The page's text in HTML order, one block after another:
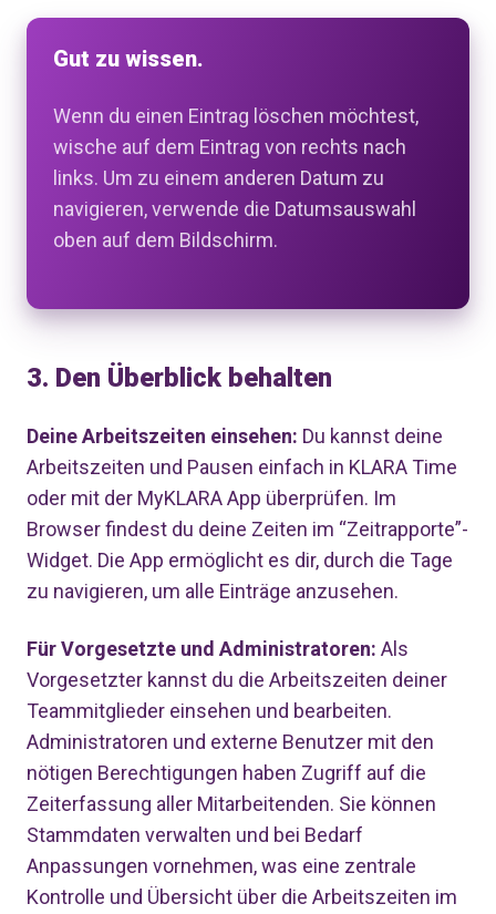
Gut zu wissen.
Wenn du einen Eintrag löschen möchtest,
wische auf dem Eintrag von rechts nach
links. Um zu einem anderen Datum zu
navigieren, verwende die Datumsauswahl
oben auf dem Bildschirm.
3. Den Überblick behalten
Deine Arbeitszeiten einsehen: Du kannst deine
Arbeitszeiten und Pausen einfach in KLARA Time
oder mit der MyKLARA App überprüfen. Im
Browser findest du deine Zeiten im “Zeitrapporte”-
Widget. Die App ermöglicht es dir, durch die Tage
zu navigieren, um alle Einträge anzusehen.
Für Vorgesetzte und Administratoren: Als
Vorgesetzter kannst du die Arbeitszeiten deiner
Teammitglieder einsehen und bearbeiten.
Administratoren und externe Benutzer mit den
nötigen Berechtigungen haben Zugriff auf die
Zeiterfassung aller Mitarbeitenden. Sie können
Stammdaten verwalten und bei Bedarf
Anpassungen vornehmen, was eine zentrale
Kontrolle und Übersicht über die Arbeitszeiten im